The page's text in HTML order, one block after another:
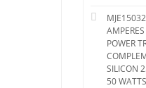
POWER
SILICON
50 WATTS